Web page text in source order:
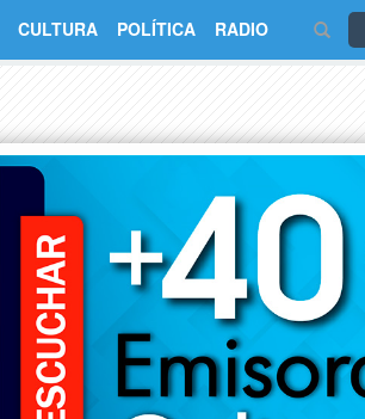
CULTURA POLÍTICA RADIO